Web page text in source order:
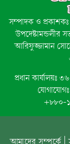
সম্পাদক ও প্রকাশকঃ
উপদেষ্টামন্ডলীর
আরিফুজ্জামান
প্রধান কার্যালয়ঃ
+৮৮০-
আমাদের সম্পর্কে